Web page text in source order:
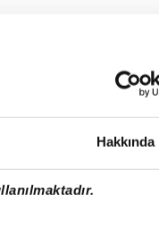
Hakkında